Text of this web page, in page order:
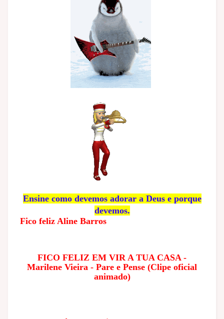
Ensine como devemos adorar a Deus e porque
devemos.
Fico feliz Aline Barros
FICO FELIZ EM VIR A TUA CASA -
Marilene Vieira - Pare e Pense (Clipe oficial
animado)